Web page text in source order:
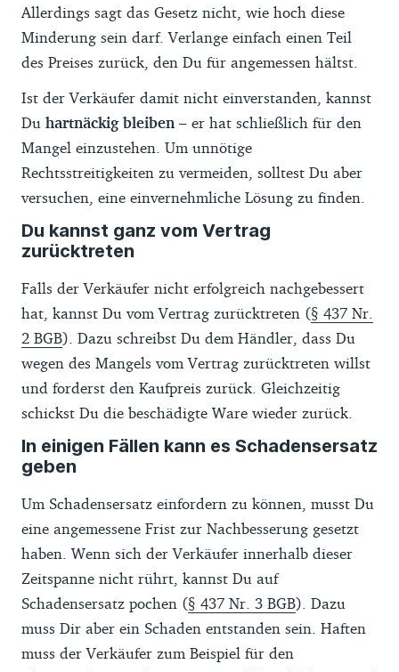
Allerdings sagt das Gesetz nicht, wie hoch diese
Minderung sein darf. Verlange einfach einen Teil
des Preises zurück, den Du für angemessen hältst.
Ist der Verkäufer damit nicht einverstanden, kannst
Du hartnäckig bleiben – er hat schließlich für den
Mangel einzustehen. Um unnötige
Rechtsstreitigkeiten zu vermeiden, solltest Du aber
versuchen, eine einvernehmliche Lösung zu finden.
Du kannst ganz vom Vertrag
zurücktreten
Falls der Verkäufer nicht erfolgreich nachgebessert
hat, kannst Du vom Vertrag zurücktreten (§ 437 Nr.
2 BGB). Dazu schreibst Du dem Händler, dass Du
wegen des Mangels vom Vertrag zurücktreten willst
und forderst den Kaufpreis zurück. Gleichzeitig
schickst Du die beschädigte Ware wieder zurück.
In einigen Fällen kann es Schadensersatz
geben
Um Schadensersatz einfordern zu können, musst Du
eine angemessene Frist zur Nachbesserung gesetzt
haben. Wenn sich der Verkäufer innerhalb dieser
Zeitspanne nicht rührt, kannst Du auf
Schadensersatz pochen (§ 437 Nr. 3 BGB). Dazu
muss Dir aber ein Schaden entstanden sein. Haften
muss der Verkäufer zum Beispiel für den